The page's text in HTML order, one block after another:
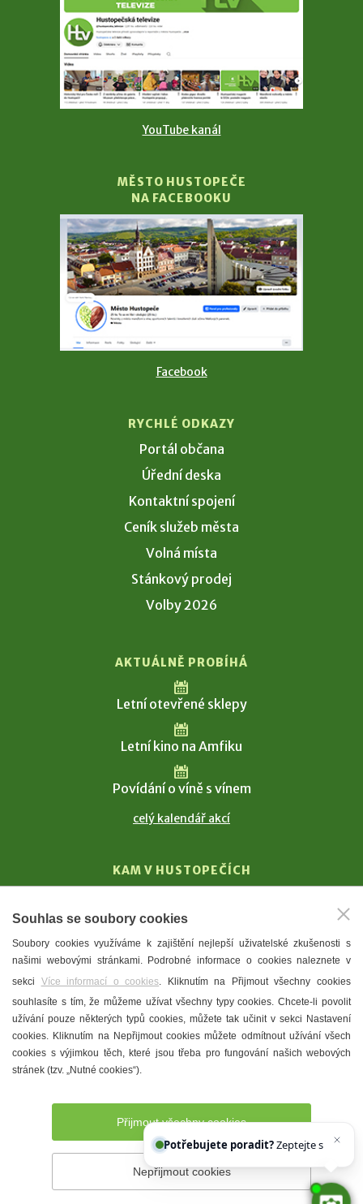
YouTube kanál
MĚSTO HUSTOPEČE
NA FACEBOOKU
Facebook
RYCHLÉ ODKAZY
Portál občana
Úřední deska
Kontaktní spojení
Ceník služeb města
Volná místa
Stánkový prodej
Volby 2026
AKTUÁLNĚ PROBÍHÁ
Letní otevřené sklepy
Letní kino na Amfiku
Povídání o víně s vínem
celý kalendář akcí
KAM V HUSTOPEČÍCH
T. G. Masaryk
Mandloně
Ubytování
Restaurace
Městské muzeum a galerie
Denní meníčka
Prohlášení o přístupnosti Správce webu
Souhlas se soubory cookies
Soubory cookies využíváme k zajištění nejlepší uživatelské zkušenosti s
našimi webovými stránkami. Podrobné informace o cookies naleznete v
sekci Více informací o cookies. Kliknutím na Přijmout všechny cookies
souhlasíte s tím, že můžeme užívat všechny typy cookies. Chcete-li povolit
užívání pouze některých typů cookies, můžete tak učinit v sekci Nastavení
cookies. Kliknutím na Nepřijmout cookies můžete odmítnout užívání všech
cookies s výjimkou těch, které jsou třeba pro fungování našich webových
stránek (tzv. „Nutné cookies“).
Přijmout všechny cookies
Nepřijmout cookies
Potřebujete poradit?Zeptejte se našeho a